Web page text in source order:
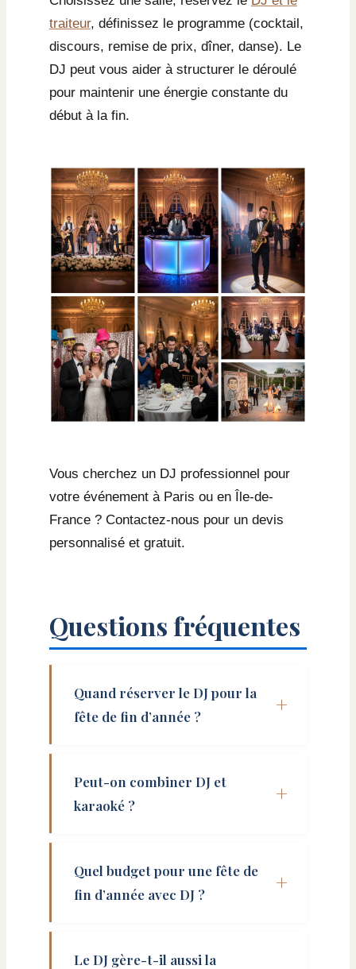
traiteur, définissez le programme (cocktail,
discours, remise de prix, dîner, danse). Le
DJ peut vous aider à structurer le déroulé
pour maintenir une énergie constante du
début à la fin.
Vous cherchez un DJ professionnel pour
votre événement à Paris ou en Île-de-
France ? Contactez-nous pour un devis
personnalisé et gratuit.
Questions fréquentes
Quand réserver le DJ pour la
fête de fin d’année ?
Peut-on combiner DJ et
karaoké ?
Quel budget pour une fête de
fin d’année avec DJ ?
Le DJ gère-t-il aussi la